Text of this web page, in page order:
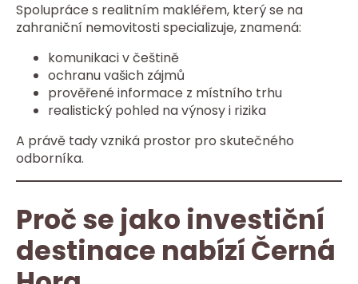
Spolupráce s realitním makléřem, který se na
zahraniční nemovitosti specializuje, znamená:
komunikaci v češtině
ochranu vašich zájmů
prověřené informace z místního trhu
realistický pohled na výnosy i rizika
A právě tady vzniká prostor pro skutečného
odborníka.
Proč se jako investiční
destinace nabízí Černá